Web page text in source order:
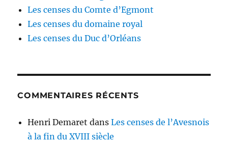
Les censes du Comte d’Egmont
Les censes du domaine royal
Les censes du Duc d’Orléans
COMMENTAIRES RÉCENTS
Henri Demaret dansLes censes de l’Avesnois
à la fin du XVIII siècle